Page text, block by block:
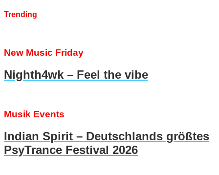
Trending
New Music Friday
Nighth4wk – Feel the vibe
Musik Events
Indian Spirit – Deutschlands größtes
PsyTrance Festival 2026